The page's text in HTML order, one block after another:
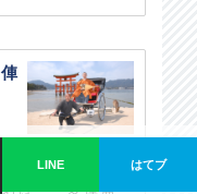
は「『夢俥髷一
LINE はてブ